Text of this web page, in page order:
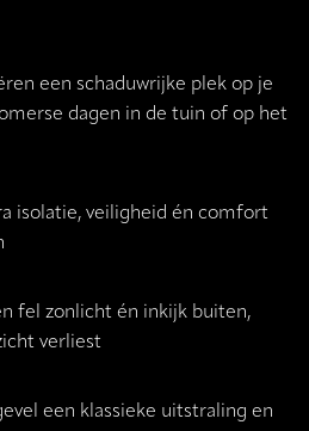
een schaduwrijke plek op je
dagen in de tuin of op het
isolatie, veiligheid én comfort
fel zonlicht én inkijk buiten,
verliest
een klassieke uitstraling en